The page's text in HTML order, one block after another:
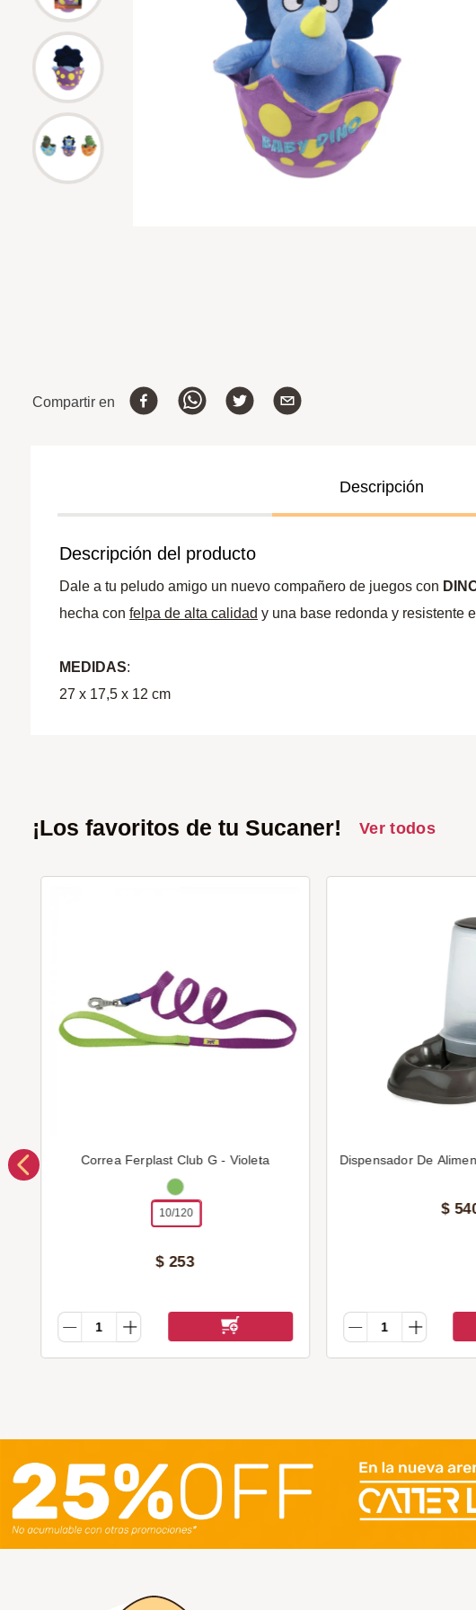
Compartir en
Descripción
Descripción del producto
Dale a tu peludo amigo un nuevo compañero de juegos con
hecha confelpa de alta calidad y una base redonda y resistente
MEDIDAS:
27 x 17,5 x 12 cm
¡Los favoritos de tu Sucaner! Ver todos
Correa Ferplast Club G - Violeta
10/120
$ 253
Dispensador De
$